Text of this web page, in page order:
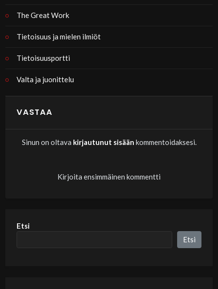
The Great Work
Tietoisuus ja mielen ilmiöt
Tietoisuusportti
Valta ja juonittelu
VASTAA
Sinun on oltava kirjautunut sisään kommentoidaksesi.
Kirjoita ensimmäinen kommentti
Etsi
Etsi